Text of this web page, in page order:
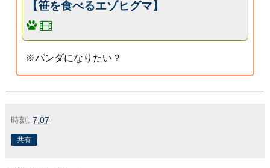
【笹を食べるエゾヒグマ】
※パンダになりたい？
時刻: 7:07
共有